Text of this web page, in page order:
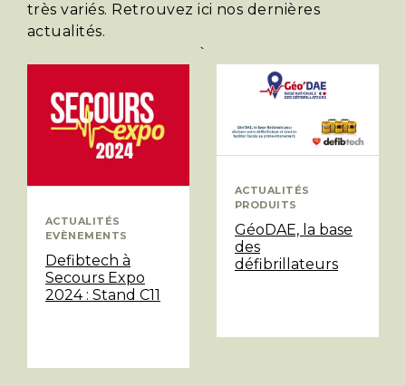
très variés. Retrouvez ici nos dernières
actualités.
`
ACTUALITÉS
EVÈNEMENTS
Defibtech à
Secours Expo
2024 : Stand C11
ACTUALITÉS
PRODUITS
GéoDAE, la base
des
défibrillateurs